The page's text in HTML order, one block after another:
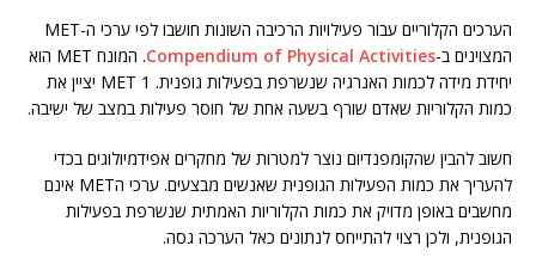
הערכים הקלוריים עבור פעילויות הרכיבה השונות חושבו לפי ערכי ה-MET
המצוינים ב-Compendium of Physical Activities
. המונח MET הוא
יחידת מידה לכמות האנרגיה שנשרפת בפעילות גופנית. MET 1 יציין את
כמות הקלוריות שאדם שורף בשעה אחת של חוסר פעילות במצב של ישיבה.
חשוב להבין שהקומפנדיום נוצר למטרות של מחקרים אפידמיולוגים בכדי
להעריך את כמות הפעילות הגופנית שאנשים מבצעים. ערכי הMET אינם
מחשבים באופן מדויק את כמות הקלוריות האמתית שנשרפת בפעילות
הגופנית, ולכן רצוי להתייחס לנתונים כאל הערכה גסה.